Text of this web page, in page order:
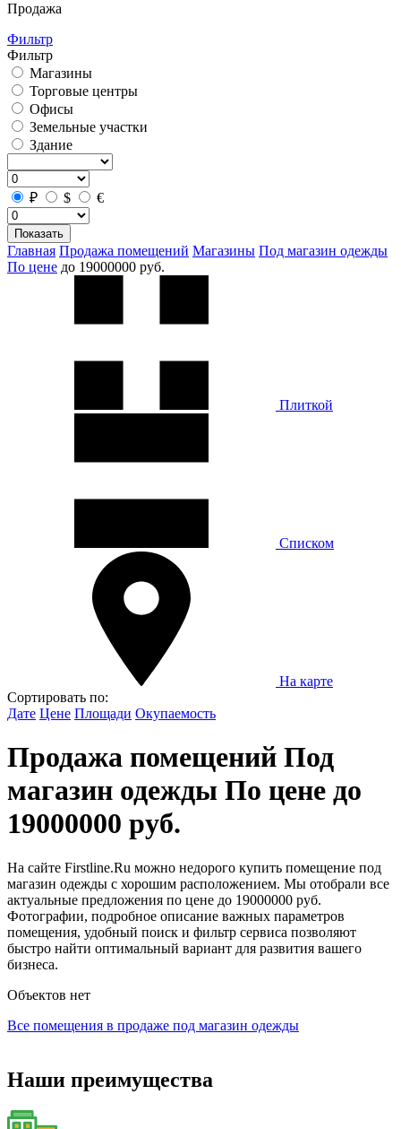
Продажа
Фильтр
Фильтр
Магазины
Торговые центры
Офисы
Земельные участки
Здание
₽ $ €
Показать
Главная Продажа помещений Магазины Под магазин одежды
По цене до 19000000 руб.
Плиткой
Списком
На карте
Сортировать по:
Дате Цене Площади Окупаемость
Продажа помещений Под
магазин одежды По цене до
19000000 руб.
На сайте Firstline.Ru можно недорого купить помещение под
магазин одежды с хорошим расположением. Мы отобрали все
актуальные предложения по цене до 19000000 руб.
Фотографии, подробное описание важных параметров
помещения, удобный поиск и фильтр сервиса позволяют
быстро найти оптимальный вариант для развития вашего
бизнеса.
Объектов нет
Все помещения в продаже под магазин одежды
Наши преимущества